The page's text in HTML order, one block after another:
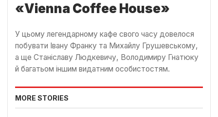
«Vienna Coffee House»
У цьому легендарному кафе свого часу довелося
побувати Івану Франку та Михайлу Грушевському,
а ще Станіславу Людкевичу, Володимиру Гнатюку
й багатьом іншим видатним особистостям.
MORE STORIES